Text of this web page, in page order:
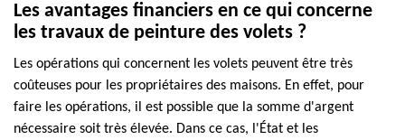
Les avantages financiers en ce qui concerne
les travaux de peinture des volets ?
Les opérations qui concernent les volets peuvent être très
coûteuses pour les propriétaires des maisons. En effet, pour
faire les opérations, il est possible que la somme d'argent
nécessaire soit très élevée. Dans ce cas, l'État et les